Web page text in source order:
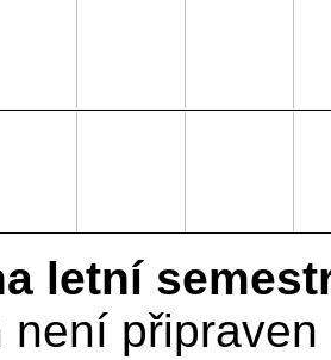
letní
není připraven